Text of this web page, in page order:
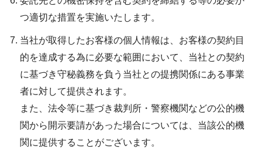
つ適切な措置を実施いたします。
当社が取得したお客様の個人情報は、お客様の契約目
的を達成する為に必要な範囲において、当社との契約
に基づき守秘義務を負う当社との提携関係にある事業
者に対して提供されます。
また、法令等に基づき裁判所・警察機関などの公的機
関から開示要請があった場合については、当該公的機
関に提供することがございます。